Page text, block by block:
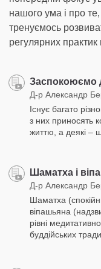
нашого ума і про
тренуємось
регулярних практик
Заспокоюємо
Д-р Александр
Існує багато
з них приносять
життю, а деякі –
Шаматха і
Д-р Александр
Шаматха
віпашьяна
рівні
буддійських